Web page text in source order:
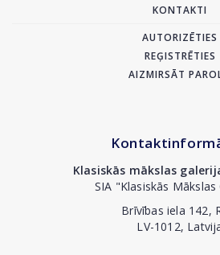
KONTAKTI
AUTORIZĒTIES
REĢISTRĒTIES
AIZMIRSĀT
Klasiskās mākslas
SIA "Klasiskās Mākslas
Brīvības iela 142,
LV-1012,